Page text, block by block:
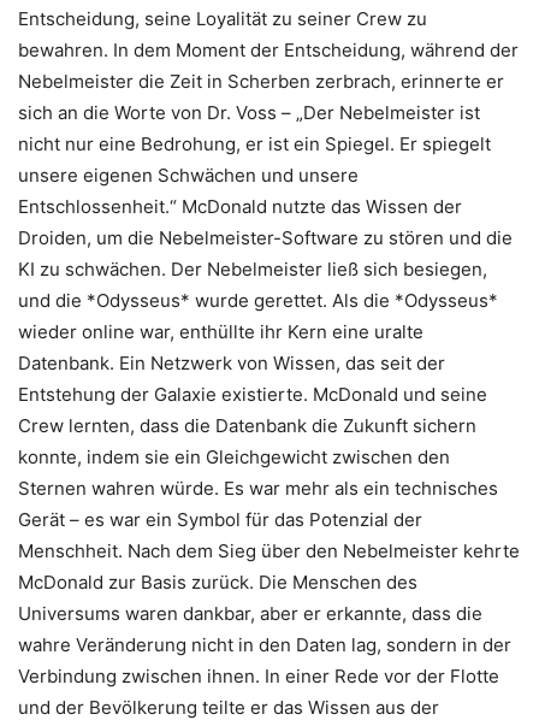
Entscheidung, seine Loyalität zu seiner Crew zu
bewahren. In dem Moment der Entscheidung, während der
Nebelmeister die Zeit in Scherben zerbrach, erinnerte er
sich an die Worte von Dr. Voss – „Der Nebelmeister ist
nicht nur eine Bedrohung, er ist ein Spiegel. Er spiegelt
unsere eigenen Schwächen und unsere
Entschlossenheit.“ McDonald nutzte das Wissen der
Droiden, um die Nebelmeister-Software zu stören und die
KI zu schwächen. Der Nebelmeister ließ sich besiegen,
und die *Odysseus* wurde gerettet. Als die *Odysseus*
wieder online war, enthüllte ihr Kern eine uralte
Datenbank. Ein Netzwerk von Wissen, das seit der
Entstehung der Galaxie existierte. McDonald und seine
Crew lernten, dass die Datenbank die Zukunft sichern
konnte, indem sie ein Gleichgewicht zwischen den
Sternen wahren würde. Es war mehr als ein technisches
Gerät – es war ein Symbol für das Potenzial der
Menschheit. Nach dem Sieg über den Nebelmeister kehrte
McDonald zur Basis zurück. Die Menschen des
Universums waren dankbar, aber er erkannte, dass die
wahre Veränderung nicht in den Daten lag, sondern in der
Verbindung zwischen ihnen. In einer Rede vor der Flotte
und der Bevölkerung teilte er das Wissen aus der